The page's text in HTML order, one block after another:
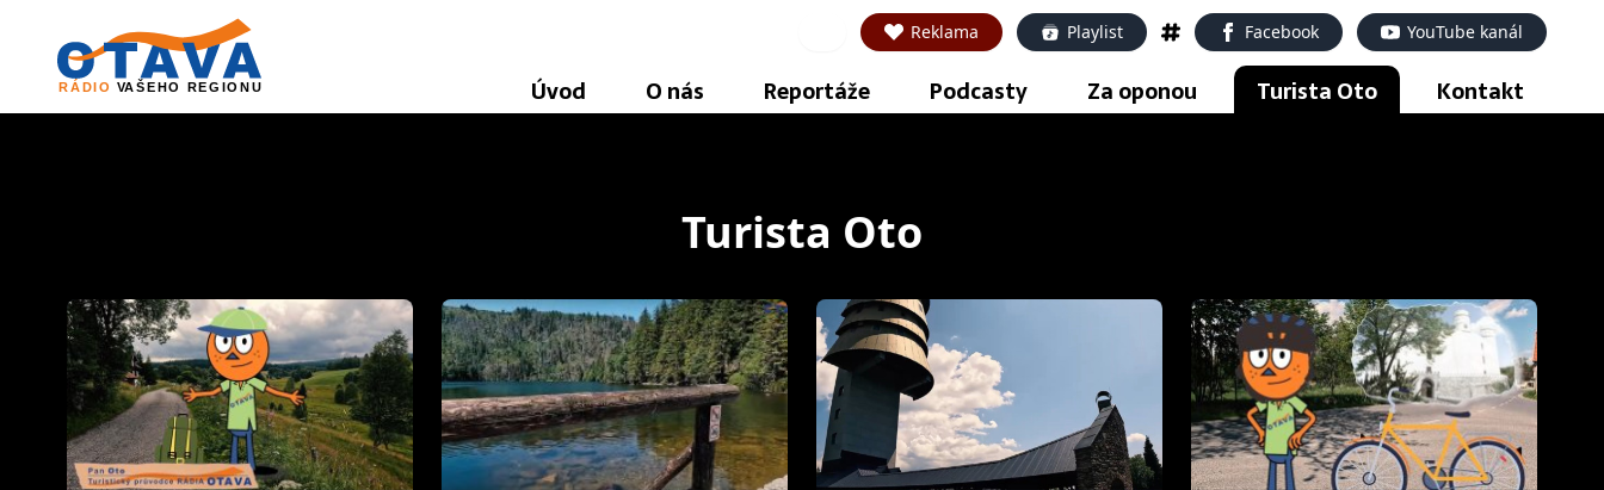
Reklama Playlist Facebook YouTube kanál
Úvod O nás Reportáže Podcasty Za oponou Turista Oto Kontakt
Turista Oto